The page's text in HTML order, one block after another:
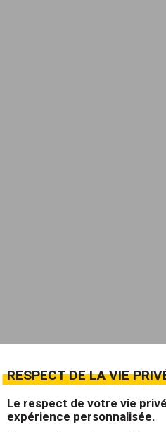
RESPECT DE LA VIE
Le respect de votre vie
expérience personnalisée.